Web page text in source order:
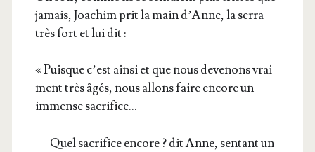
jamais, Joa­chim prit la main d’Anne, la ser­ra
très fort et lui dit :
« Puisque c’est ain­si et que nous deve­nons vrai­
ment très âgés, nous allons faire encore un
immense sacrifice…
— Quel sacri­fice encore ? dit Anne, sen­tant un